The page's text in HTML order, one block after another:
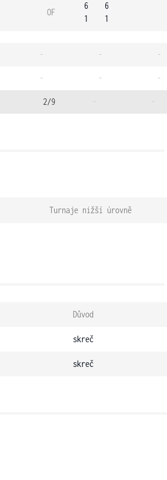
OF
6
1
6
1
- - -
- - -
2/9 - -
Turnaje nižší úrovně
Důvod
skreč
skreč